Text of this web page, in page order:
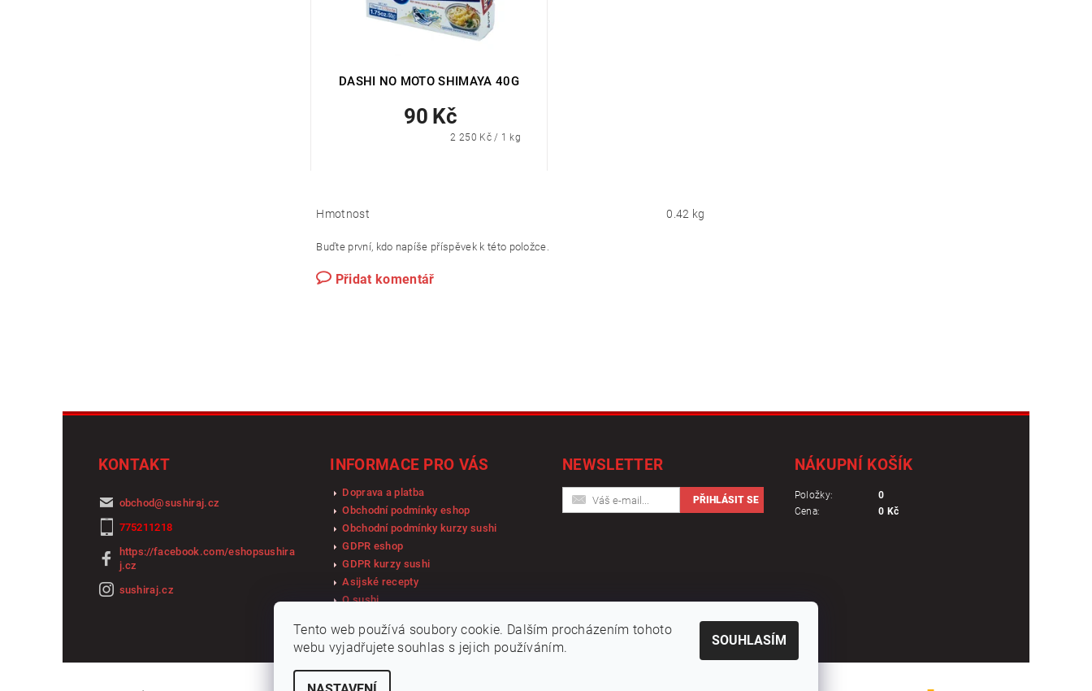
DASHI NO MOTO SHIMAYA 40G
90 Kč
2 250 Kč / 1 kg
Hmotnost 0.42 kg
Buďte první, kdo napíše příspěvek k této položce.
Přidat komentář
KONTAKT
obchod@sushiraj.cz
775211218
https://facebook.com/eshopsushira
j.cz
sushiraj.cz
INFORMACE PRO VÁS
Doprava a platba
Obchodní podmínky eshop
Obchodní podmínky kurzy sushi
GDPR eshop
GDPR kurzy sushi
Asijské recepty
O sushi
NEWSLETTER NÁKUPNÍ KOŠÍK
Položky:
Cena:
0
0 Kč
Tento web používá soubory cookie. Dalším procházením tohoto
webu vyjadřujete souhlas s jejich používáním.
SOUHLASÍM